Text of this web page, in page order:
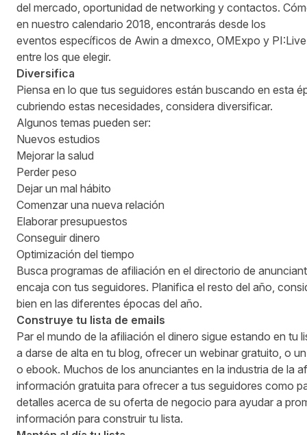
del mercado, oportunidad de networking y contactos.
en nuestro calendario 2018, encontrarás desde los
eventos específicos de Awin a dmexco, OMExpo y
entre los que elegir.
Diversifica
Piensa en lo que tus seguidores están buscando en esta
cubriendo estas necesidades, considera diversificar.
Algunos temas pueden ser:
Nuevos estudios
Mejorar la salud
Perder peso
Dejar un mal hábito
Comenzar una nueva relación
Elaborar presupuestos
Conseguir dinero
Optimización del tiempo
Busca programas de afiliación en el directorio de
encaja con tus seguidores. Planifica el resto del año,
bien en las diferentes épocas del año.
Construye tu lista de emails
Par el mundo de la afiliación el dinero sigue estando en tu
a darse de alta en tu blog, ofrecer un webinar gratuito, o
o ebook. Muchos de los anunciantes en la industria de la
información gratuita para ofrecer a tus seguidores como
detalles acerca de su oferta de negocio para ayudar a
información para construir tu lista.